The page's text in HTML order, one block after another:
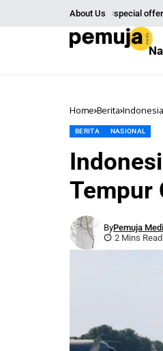
About Us special offer
Home Berita
BERITA NASIONAL
Tempur
ByPemuja
2 Mins Read